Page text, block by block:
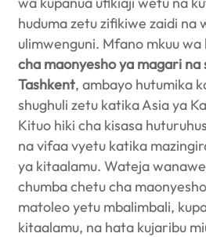
huduma zetu zifikiwe zaidi na
ulimwenguni. Mfano mkuu
cha maonyesho ya magari na
Tashkent, ambayo hutumika
shughuli zetu katika Asia ya
Kituo hiki cha kisasa
na vifaa vyetu katika
ya kitaalamu. Wateja
chumba chetu cha
matoleo yetu mbalimbali,
kitaalamu, na hata kujaribu